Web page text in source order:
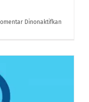
Dinonaktifkan